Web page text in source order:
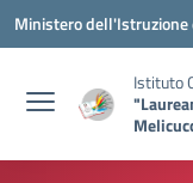
Vai ai contenuti
Vai al menu di navigazione
Vai al footer
Ministero dell'Istruzione
Istituto